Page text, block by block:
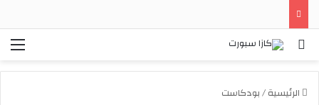
بحث
الرئيسية/بودكاست